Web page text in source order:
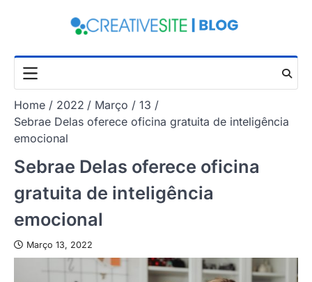
Home 2022 Março
13
Sebrae Delas oferece oficina gratuita de inteligência
emocional
Sebrae Delas oferece oficina
gratuita de inteligência
emocional
Março 13, 2022